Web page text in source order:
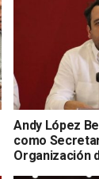
Andy López
como
Organización